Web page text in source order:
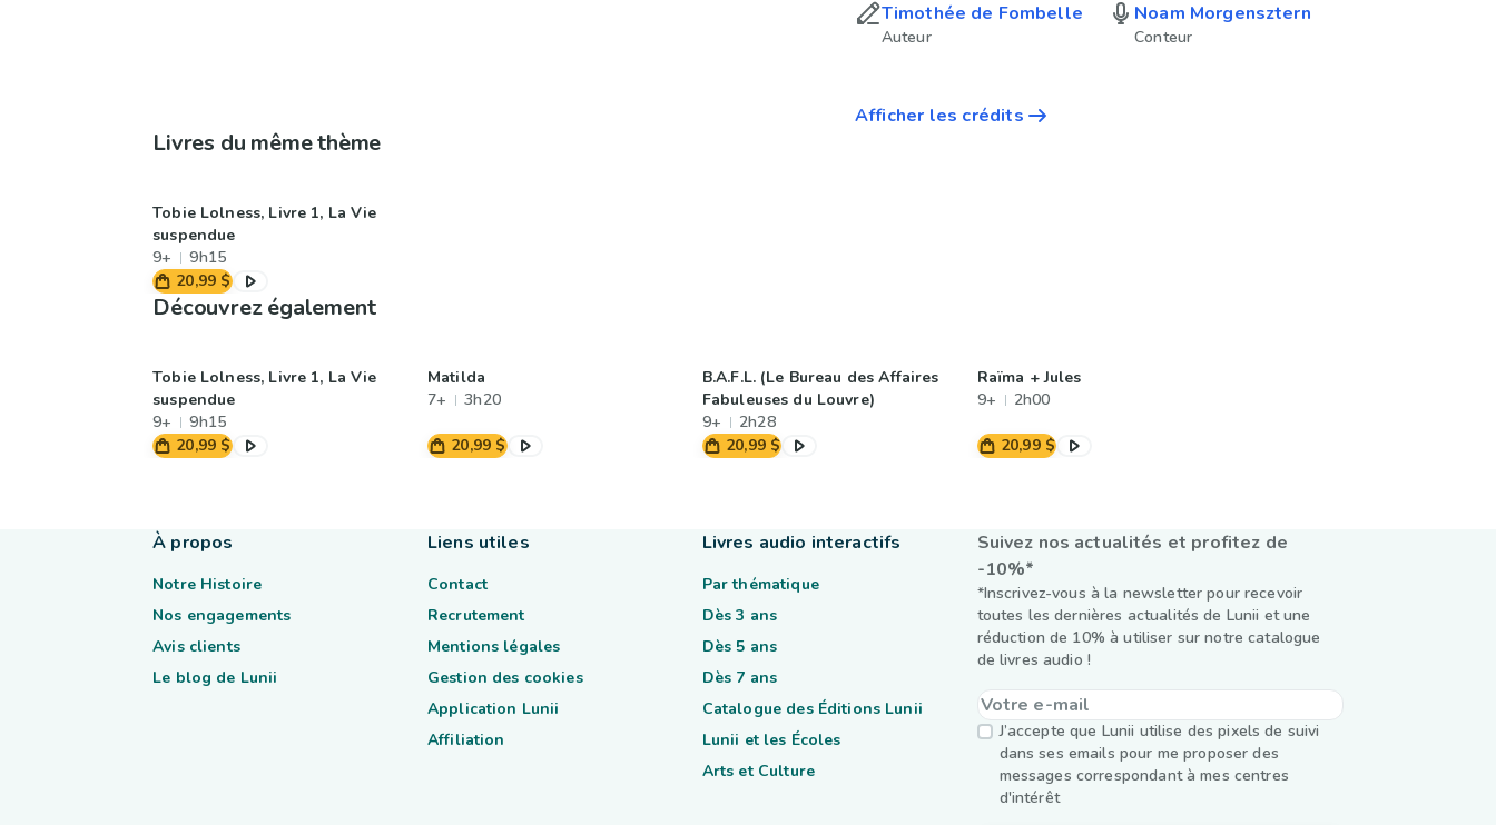
Timothée de Fombelle
Auteur
Noam Morgensztern
Conteur
Afficher les crédits
Livres du même thème
Tobie Lolness, Livre 1, La Vie
suspendue
9+
9h15
20,99 $
Découvrez également
Tobie Lolness, Livre 1, La Vie
suspendue
9+
9h15
20,99 $
Matilda
7+
3h20
20,99 $
B.A.F.L. (Le Bureau des Affaires
Fabuleuses du Louvre)
9+
2h28
20,99 $
Raïma + Jules
9+
2h00
20,99 $
Suivez nos actualités et profitez de
-10%*
*Inscrivez-vous à la newsletter pour recevoir
toutes les dernières actualités de Lunii et une
réduction de 10% à utiliser sur notre catalogue
de livres audio !
J’accepte que Lunii utilise des pixels de suivi
dans ses emails pour me proposer des
messages correspondant à mes centres
d'intérêt
À propos
Notre Histoire
Nos engagements
Avis clients
Le blog de Lunii
Liens utiles
Contact
Recrutement
Mentions légales
Gestion des cookies
Application Lunii
Affiliation
Livres audio interactifs
Par thématique
Dès 3 ans
Dès 5 ans
Dès 7 ans
Catalogue des Éditions Lunii
Lunii et les Écoles
Arts et Culture